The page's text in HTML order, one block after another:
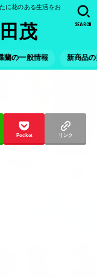
に花のある生活をお
茂
蘭の一般情報 新商品
SEARCH
Pocket リンク